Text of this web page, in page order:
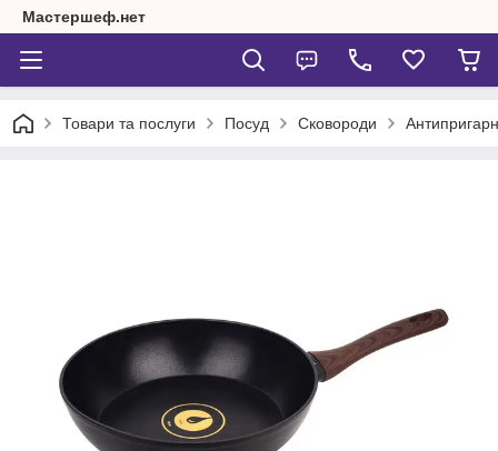
Мастершеф.нет
Товари та послуги Посуд Сковороди